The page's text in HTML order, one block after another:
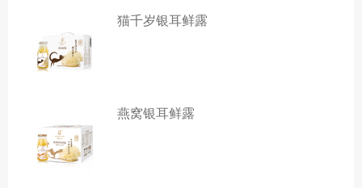
猫千岁银耳鲜露
燕窝银耳鲜露